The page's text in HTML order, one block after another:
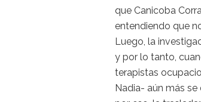
que Canicoba
entendiendo que
Luego, la
y por lo tanto,
terapistas
Nadia- aún más se